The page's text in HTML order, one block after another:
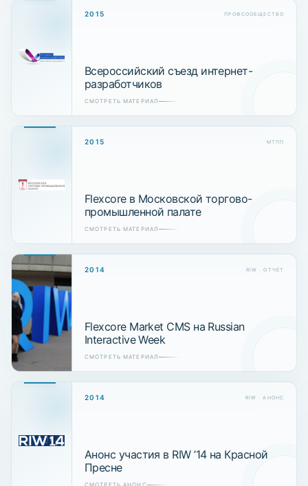
2015 ПРОФСООБЩЕСТВО
Всероссийский съезд интернет-
разработчиков
СМОТРЕТЬ МАТЕРИАЛ
2015 МТПП
Flexcore в Московской торгово-
промышленной палате
СМОТРЕТЬ МАТЕРИАЛ
2014 RIW · ОТЧЁТ
Flexcore Market CMS на Russian
Interactive Week
СМОТРЕТЬ МАТЕРИАЛ
2014 RIW · АНОНС
Анонс участия в RIW ’14 на Красной
Пресне
СМОТРЕТЬ АНОНС